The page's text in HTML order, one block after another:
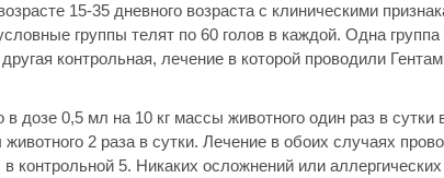
15-35 дневного возраста с клиническими
группы телят по 60 голов в каждой. Одна группа
контрольная, лечение в которой проводили
0,5 мл на 10 кг массы животного один раз в сутки
2 раза в сутки. Лечение в обоих случаях
контрольной 5. Никаких осложнений или